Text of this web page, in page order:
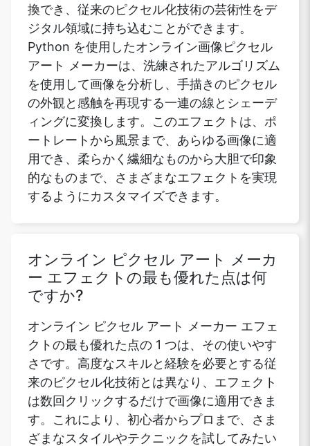
Copy Link
換でき、従来のピクセル化技術の芸術性をデ
ジタル領域に持ち込むことができます。
Python を使用したオンライン画像ピクセル
アート メーカーは、洗練されたアルゴリズム
を使用して画像を分析し、手描きのピクセル
の外観と感触を再現する一連の線とシェーデ
ィングに変換します。このエフェクトは、ポ
ートレートから風景まで、あらゆる画像に適
用でき、柔らかく繊細なものから大胆で印象
的なものまで、さまざまなエフェクトを実現
するようにカスタマイズできます。
オンライン ピクセル アート メーカ
ー エフェクトの最も優れた点は何
ですか?
オンライン ピクセル アート メーカー エフェ
クトの最も優れた点の 1 つは、その使いやす
さです。高度なスキルと経験を必要とする従
来のピクセル化技術とは異なり、エフェクト
は数回クリックするだけで画像に適用できま
す。これにより、初心者からプロまで、さま
ざまなスタイルやテクニックを試してみたい